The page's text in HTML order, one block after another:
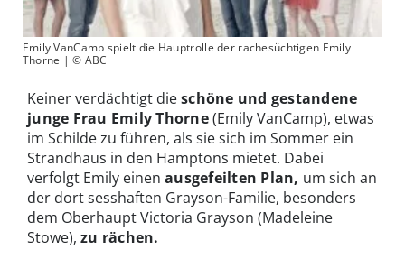
Emily VanCamp spielt die Hauptrolle der rachesüchtigen Emily
Thorne | © ABC
Keiner verdächtigt dieschöne und gestandene
junge Frau Emily Thorne(Emily VanCamp), etwas
im Schilde zu führen, als sie sich im Sommer ein
Strandhaus in den Hamptons mietet. Dabei
verfolgt Emily einen ausgefeilten Plan, um sich an
der dort sesshaften Grayson-Familie, besonders
dem Oberhaupt Victoria Grayson (Madeleine
Stowe), zu rächen.